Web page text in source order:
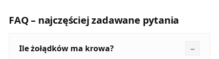
FAQ – najczęściej zadawane pytania
Ile żołądków ma krowa?